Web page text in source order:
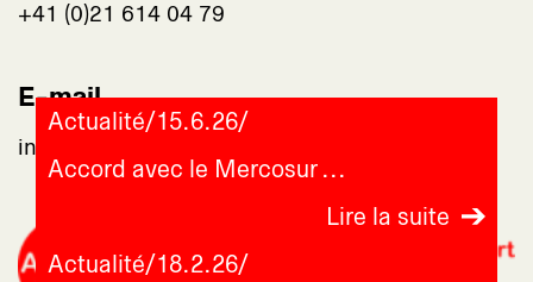
Actualité/15.6.26/
Accord avec le Mercosur
Lire la suite
Actualité/18.2.26/
+41 (0)21 614 04 79
E-mail
info@assaf-suisse.ch